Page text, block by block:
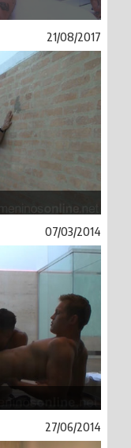
21/08/2017
07/03/2014
27/06/2014